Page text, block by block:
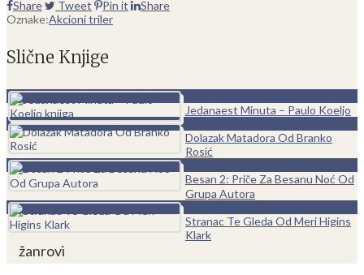
Share Tweet Pin it
Share
Oznake:Akcioni triler
Slične Knjige
Jedanaest Minuta – Paulo Koeljo
Dolazak Matadora Od Branko
Rosić
Besan 2: Priče Za Besanu Noć Od
Grupa Autora
Stranac Te Gleda Od Meri Higins
Klark
žanrovi